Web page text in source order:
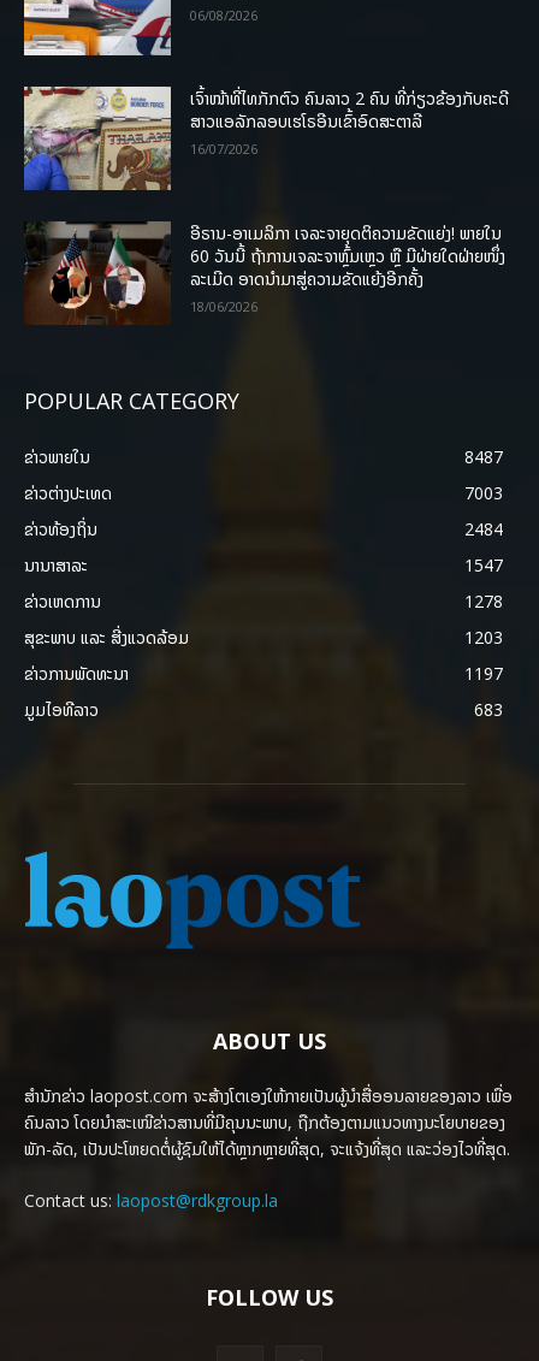
06/08/2026
ເຈົ້າໜ້າທີ່ໄທກັກຕົວ ຄົນລາວ 2 ຄົນ ທີ່ກ່ຽວຂ້ອງກັບຄະດີ
ສາວແອລັກລອບເຮໂຣອີນເຂົ້າອົດສະຕາລີ
16/07/2026
ອີຣານ-ອາເມລິກາ ເຈລະຈາຍຸດຕິຄວາມຂັດແຍ່ງ! ພາຍໃນ
60 ວັນນີ້ ຖ້າການເຈລະຈາຫຼົ້ມເຫຼວ ຫຼື ມີຝ່າຍໃດຝ່າຍໜຶ່ງ
ລະເມີດ ອາດນໍາມາສູ່ຄວາມຂັດແຍ້ງອີກຄັ້ງ
18/06/2026
POPULAR CATEGORY
ຂ່າວພາຍ​ໃນ
8487
ຂ່າວຕ່າງປະເທດ
7003
ຂ່າວທ້ອງຖິ່ນ
2484
ນານາສາລະ
1547
ຂ່າວເຫດການ
1278
ສຸຂະພາບ ແລະ ສີ່ງແວດລ້ອມ
1203
ຂ່າວການພັດທະນາ
1197
ມູມໄອທີລາວ
683
ABOUT US
ສຳນັກຂ່າວ laopost.com ຈະສ້າງໂຕເອງໃຫ້ກາຍເປັນຜູ້ນຳສື່ອອນລາຍຂອງລາວ ເພື່ອ
ຄົນລາວ ໂດຍນຳສະເໜີຂ່າວສານທີ່ມີຄຸນນະພາບ, ຖືກຕ້ອງຕາມແນວທາງນະໂຍບາຍຂອງ
ພັກ-ລັດ, ເປັນປະໂຫຍດຕໍ່ຜູ້ຊົມໃຫ້ໄດ້ຫຼາກຫຼາຍທີ່ສຸດ, ຈະແຈ້ງທີ່ສຸດ ແລະວ່ອງໄວທີ່ສຸດ.
Contact us: laopost@rdkgroup.la
FOLLOW US